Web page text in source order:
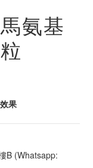
氨基
果
B (Whatsapp: